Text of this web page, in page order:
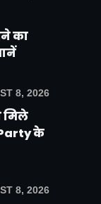
का
8, 2026
मिले
के
8, 2026